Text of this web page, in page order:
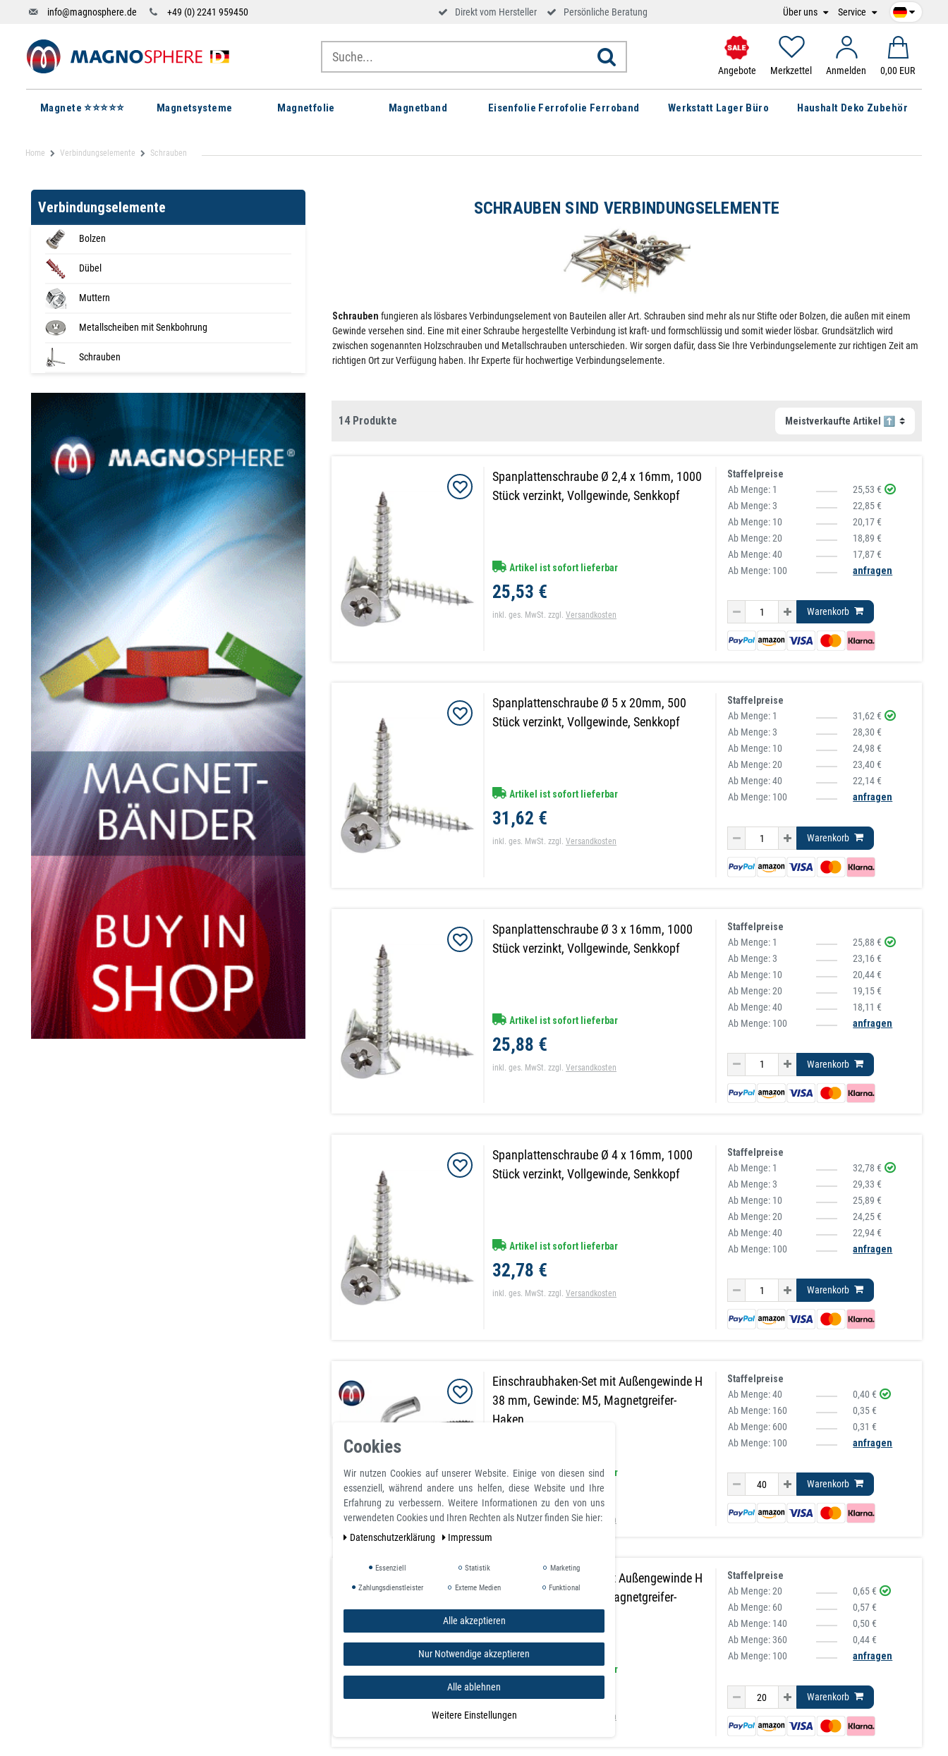
info@magnosphere.de +49 (0) 2241 959450 Direkt vom Hersteller Persönliche Beratung Über uns Service
Angebote Merkzettel Anmelden 0,00 EUR
Magnete ⭐⭐⭐⭐⭐ Magnetsysteme Magnetfolie Magnetband Eisenfolie Ferrofolie Ferroband Werkstatt Lager Büro Haushalt Deko Zubehör
Home Verbindungselemente Schrauben
Verbindungselemente
Bolzen
Dübel
Muttern
Metallscheiben mit Senkbohrung
Schrauben
SCHRAUBEN SIND VERBINDUNGSELEMENTE
Schrauben fungieren als lösbares Verbindungselement von Bauteilen aller Art. Schrauben sind mehr als nur Stifte oder Bolzen, die außen mit einem
Gewinde versehen sind. Eine mit einer Schraube hergestellte Verbindung ist kraft- und formschlüssig und somit wieder lösbar. Grundsätzlich wird
zwischen sogenannten Holzschrauben und Metallschrauben unterschieden. Wir sorgen dafür, dass Sie Ihre Verbindungselemente zur richtigen Zeit am
richtigen Ort zur Verfügung haben. Ihr Experte für hochwertige Verbindungselemente.
14 Produkte
Spanplattenschraube Ø 2,4 x 16mm, 1000
Stück verzinkt, Vollgewinde, Senkkopf
Artikel ist sofort lieferbar
25,53 €
inkl. ges. MwSt. zzgl.Versandkosten
Staffelpreise
Ab Menge: 1
25,53 €
Ab Menge:3
22,85 €
Ab Menge: 10
20,17 €
Ab Menge:20
18,89 €
Ab Menge:40
17,87 €
Ab Menge: 100
anfragen
Warenkorb
Spanplattenschraube Ø 5 x 20mm, 500
Stück verzinkt, Vollgewinde, Senkkopf
Artikel ist sofort lieferbar
31,62 €
inkl. ges. MwSt. zzgl.Versandkosten
Staffelpreise
Ab Menge: 1
31,62 €
Ab Menge:3
28,30 €
Ab Menge: 10
24,98 €
Ab Menge:20
23,40 €
Ab Menge:40
22,14 €
Ab Menge: 100
anfragen
Warenkorb
Spanplattenschraube Ø 3 x 16mm, 1000
Stück verzinkt, Vollgewinde, Senkkopf
Artikel ist sofort lieferbar
25,88 €
inkl. ges. MwSt. zzgl.Versandkosten
Staffelpreise
Ab Menge: 1
25,88 €
Ab Menge:3
23,16 €
Ab Menge: 10
20,44 €
Ab Menge:20
19,15 €
Ab Menge:40
18,11 €
Ab Menge: 100
anfragen
Warenkorb
Spanplattenschraube Ø 4 x 16mm, 1000
Stück verzinkt, Vollgewinde, Senkkopf
Artikel ist sofort lieferbar
32,78 €
inkl. ges. MwSt. zzgl.Versandkosten
Staffelpreise
Ab Menge: 1
32,78 €
Ab Menge:3
29,33 €
Ab Menge: 10
25,89 €
Ab Menge:20
24,25 €
Ab Menge:40
22,94 €
Ab Menge: 100
anfragen
Warenkorb
Einschraubhaken-Set mit Außengewinde H
38 mm, Gewinde: M5, Magnetgreifer-
Haken
Artikel ist sofort lieferbar
0,40 €
inkl. ges. MwSt.zzgl.Versandkosten
Staffelpreise
Ab Menge:40
0,40 €
Ab Menge: 160
0,35 €
Ab Menge: 600
0,31 €
Ab Menge: 100
anfragen
Warenkorb
Einschraubhaken-Set mit Außengewinde H
38 mm, Gewinde: M6, Magnetgreifer-
Haken
Artikel ist sofort lieferbar
0,65 €
inkl. ges. MwSt. Versandkosten
Staffelpreise
Ab Menge:20
0,65 €
Ab Menge: 60
0,57 €
Ab Menge: 140
0,50 €
Ab Menge:360
0,44 €
Ab Menge: 100
anfragen
Warenkorb
Cookies
Wir nutzen Cookies auf unserer Website. Einige von diesen sind
essenziell, während andere uns helfen, diese Website und Ihre
Erfahrung zu verbessern. Weitere Informationen zu den von uns
verwendeten Cookies und Ihren Rechten als Nutzer finden Sie hier:
Daten­schutz­erklärung
Impressum
Essenziell Statistik Marketing
Zahlungsdienstleister Externe Medien Funktional
Alle akzeptieren
Nur Notwendige akzeptieren
Alle ablehnen
Weitere Einstellungen